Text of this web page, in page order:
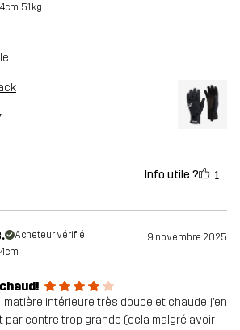
51kg
Info utile ? 1
Acheteur vérifié 9 novembre 2025
matière intérieure très douce et chaude, j’en
par contre trop grande (cela malgré avoir